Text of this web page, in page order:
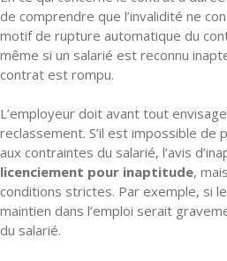
de comprendre que l’invalidité ne
motif de rupture automatique du
même si un salarié est reconnu
contrat est rompu.
L’employeur doit avant tout
reclassement. S’il est impossible
aux contraintes du salarié, l’avis
licenciement pour inaptitude,
conditions strictes. Par exemple, si
maintien dans l’emploi serait
du salarié.